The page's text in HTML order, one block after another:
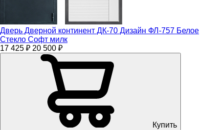
Дверь Дверной континент ДК-70 Дизайн ФЛ-757 Белое
Стекло Софт милк
17 425 ₽ 20 500 ₽
Купить